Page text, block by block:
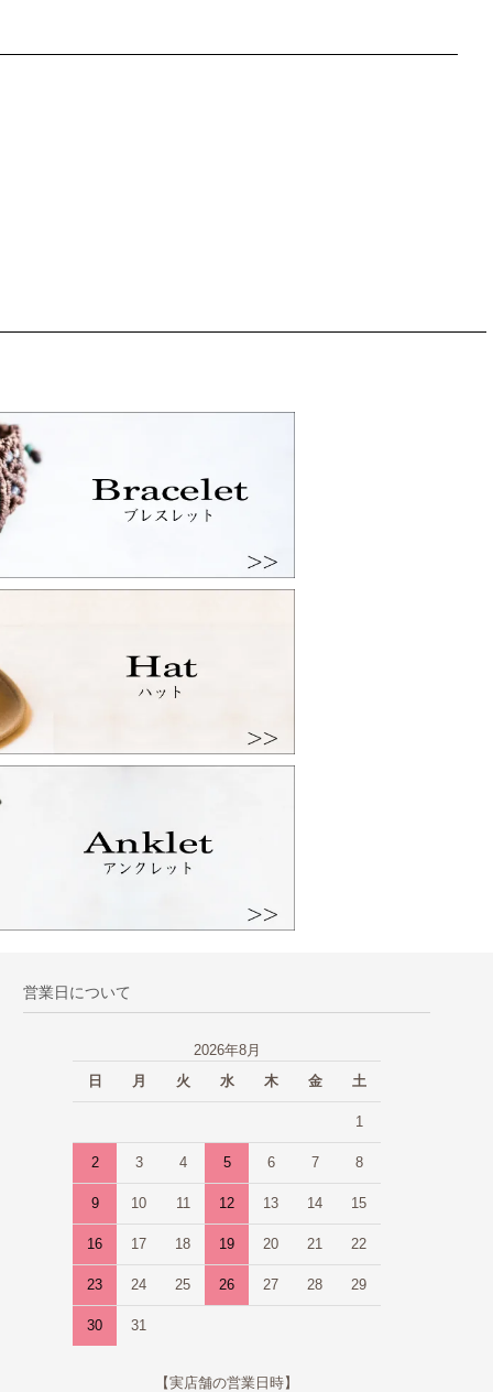
営業日について
2026年8月
日
月 火 水 木 金 土
1
2 3 4 5 6 7 8
9 10 11 12 13 14 15
16 17 18 19 20 21 22
23 24 25 26 27 28 29
30 31
【実店舗の営業日時】